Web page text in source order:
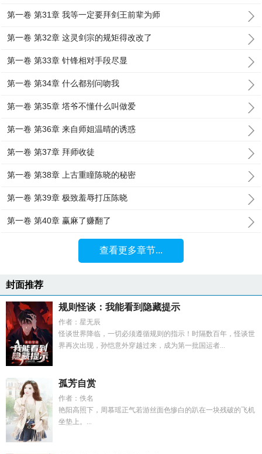
第一卷 第31章 我等一定要拜剑王前辈为师
第一卷 第32章 这灵剑宗的规矩得改改了
第一卷 第33章 针锋相对手段尽显
第一卷 第34章 什么都别问吻我
第一卷 第35章 塔爷不懂什么叫做爱
第一卷 第36章 来自师姐温晴的诱惑
第一卷 第37章 拜师收徒
第一卷 第38章 上古重瞳陈晓的秘密
第一卷 第39章 极致羞辱打压陈晓
第一卷 第40章 赢麻了赚翻了
查看更多章节...
封面推荐
规则怪谈：我能看到隐藏提示
作者：星无辰
怪谈世界降临，一切必须遵循规则的指示！时隔数百年，怪谈世
界再次出现，孙恺意外穿越过来，成为第一批国运者...
孤芳自赏
作者：佚名
艳阳高照下，周慕瑶正气若游丝面色惨白的趴在一块残破的飞机
坐垫上。...